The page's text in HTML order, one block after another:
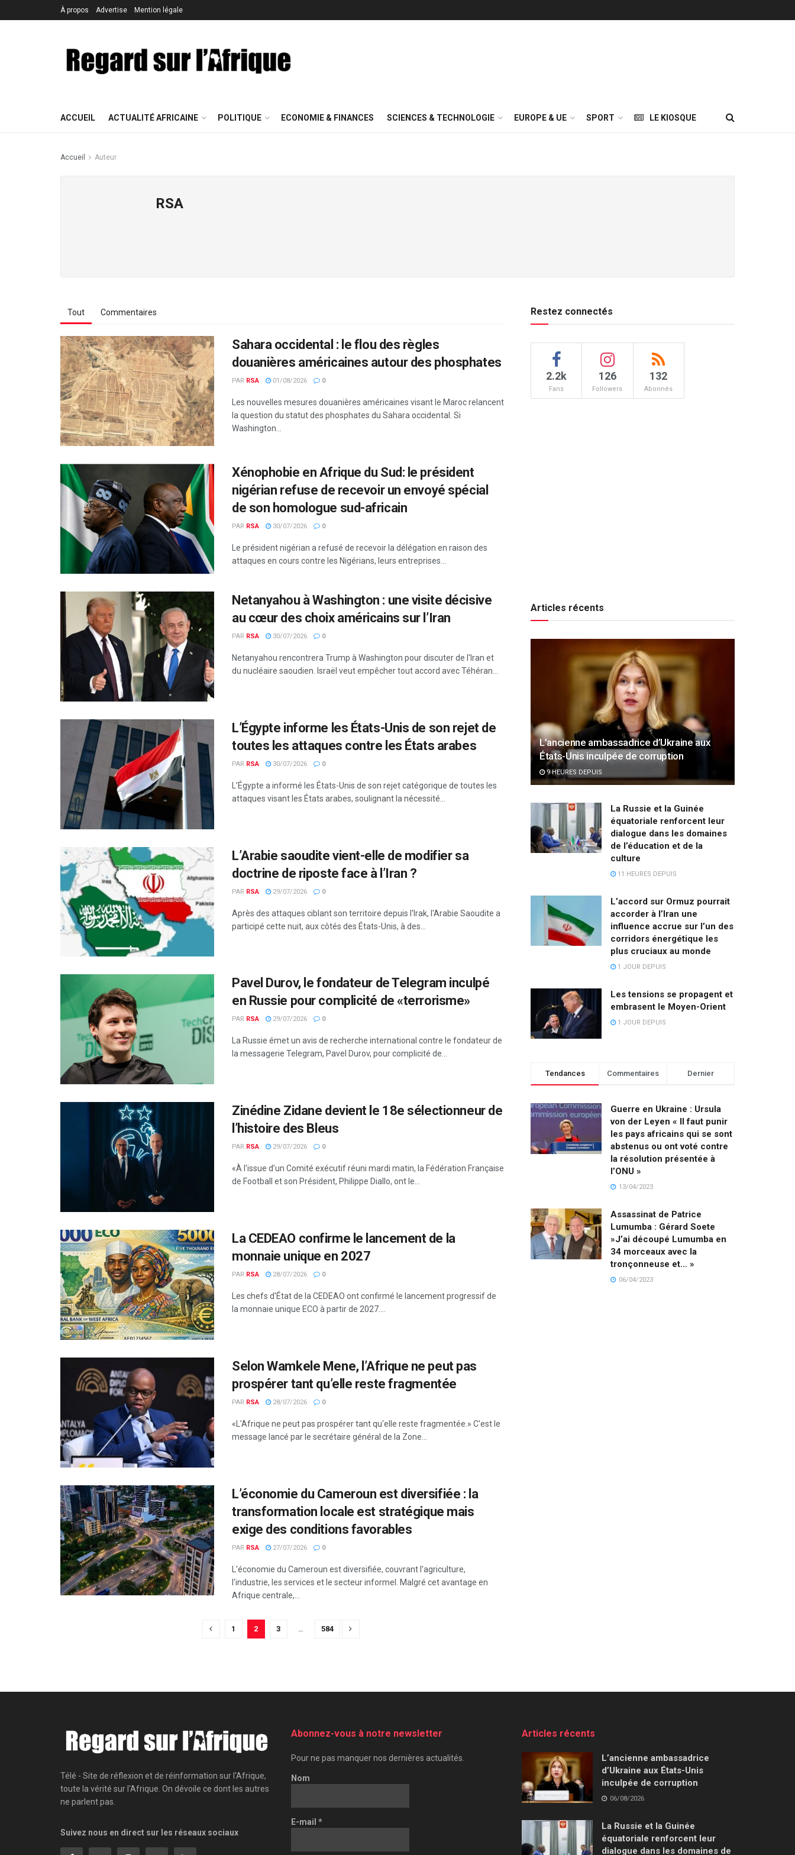
À propos Advertise Mention légale
ACCUEIL ACTUALITÉ AFRICAINE POLITIQUE ECONOMIE & FINANCES SCIENCES & TECHNOLOGIE EUROPE & UE SPORT LE KIOSQUE
Accueil Auteur
RSA
Tout Commentaires
Sahara occidental : le flou des règles
douanières américaines autour des phosphates
PAR RSA 01/08/2026 0
Les nouvelles mesures douanières américaines visant le Maroc relancent
la question du statut des phosphates du Sahara occidental. Si
Washington...
Xénophobie en Afrique du Sud: le président
nigérian refuse de recevoir un envoyé spécial
de son homologue sud-africain
PAR RSA 30/07/2026 0
Le président nigérian a refusé de recevoir la délégation en raison des
attaques en cours contre les Nigérians, leurs entreprises...
Netanyahou à Washington : une visite décisive
au cœur des choix américains sur l’Iran
PAR RSA 30/07/2026 0
Netanyahou rencontrera Trump à Washington pour discuter de l'Iran et
du nucléaire saoudien. Israël veut empêcher tout accord avec Téhéran...
L’Égypte informe les États-Unis de son rejet de
toutes les attaques contre les États arabes
PAR RSA 30/07/2026 0
L’Égypte a informé les États-Unis de son rejet catégorique de toutes les
attaques visant les États arabes, soulignant la nécessité...
L’Arabie saoudite vient-elle de modifier sa
doctrine de riposte face à l’Iran ?
PAR RSA 29/07/2026 0
Après des attaques ciblant son territoire depuis l'Irak, l'Arabie Saoudite a
participé cette nuit, aux côtés des États-Unis, à des...
Pavel Durov, le fondateur de Telegram inculpé
en Russie pour complicité de «terrorisme»
PAR RSA 29/07/2026 0
La Russie émet un avis de recherche international contre le fondateur de
la messagerie Telegram, Pavel Durov, pour complicité de...
Zinédine Zidane devient le 18e sélectionneur de
l’histoire des Bleus
PAR RSA 29/07/2026 0
«À l'issue d’un Comité exécutif réuni mardi matin, la Fédération Française
de Football et son Président, Philippe Diallo, ont le...
La CEDEAO confirme le lancement de la
monnaie unique en 2027
PAR RSA 28/07/2026 0
Les chefs d'État de la CEDEAO ont confirmé le lancement progressif de
la monnaie unique ECO à partir de 2027....
Selon Wamkele Mene, l’Afrique ne peut pas
prospérer tant qu’elle reste fragmentée
PAR RSA 28/07/2026 0
«L'Afrique ne peut pas prospérer tant qu'elle reste fragmentée.» C'est le
message lancé par le secrétaire général de la Zone...
L’économie du Cameroun est diversifiée : la
transformation locale est stratégique mais
exige des conditions favorables
PAR RSA 27/07/2026 0
L'économie du Cameroun est diversifiée, couvrant l'agriculture,
l'industrie, les services et le secteur informel. Malgré cet avantage en
Afrique centrale,...
1 2 3 … 584
Restez connectés
2.2k
Fans
126
Followers
132
Abonnés
Articles récents
L’ancienne ambassadrice d’Ukraine aux
États-Unis inculpée de corruption
9 HEURES DEPUIS
La Russie et la Guinée
équatoriale renforcent leur
dialogue dans les domaines
de l’éducation et de la
culture
11 HEURES DEPUIS
L’accord sur Ormuz pourrait
accorder à l’Iran une
influence accrue sur l’un des
corridors énergétique les
plus cruciaux au monde
1 JOUR DEPUIS
Les tensions se propagent et
embrasent le Moyen-Orient
1 JOUR DEPUIS
Tendances Commentaires Dernier
Guerre en Ukraine : Ursula
von der Leyen « Il faut punir
les pays africains qui se sont
abstenus ou ont voté contre
la résolution présentée à
l’ONU »
13/04/2023
Assassinat de Patrice
Lumumba : Gérard Soete
»J’ai découpé Lumumba en
34 morceaux avec la
tronçonneuse et… »
06/04/2023
Télé - Site de réflexion et de réinformation sur l'Afrique,
toute la vérité sur l'Afrique. On dévoile ce dont les autres
ne parlent pas.
Suivez nous en direct sur les réseaux sociaux
Abonnez-vous à notre newsletter
Pour ne pas manquer nos dernières actualités.
Nom
E-mail *
Articles récents
L’ancienne ambassadrice
d’Ukraine aux États-Unis
inculpée de corruption
06/08/2026
La Russie et la Guinée
équatoriale renforcent leur
dialogue dans les domaines de